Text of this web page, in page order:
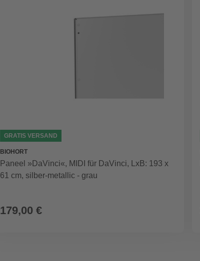
GRATIS VERSAND
BIOHORT
Paneel »DaVinci«, MIDI für DaVinci, LxB: 193 x
61 cm, silber-metallic - grau
179,00 €